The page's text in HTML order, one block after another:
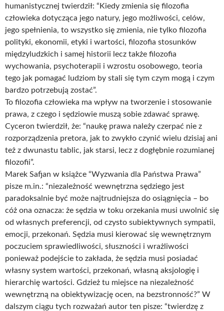
humanistycznej twierdził: “Kiedy zmienia się filozofia
człowieka dotycząca jego natury, jego możliwości, celów,
jego spełnienia, to wszystko się zmienia, nie tylko filozofia
polityki, ekonomii, etyki i wartości, filozofia stosunków
międzyludzkich i samej historii lecz także filozofia
wychowania, psychoterapii i wzrostu osobowego, teoria
tego jak pomagać ludziom by stali się tym czym mogą i czym
bardzo potrzebują zostać”.
To filozofia człowieka ma wpływ na tworzenie i stosowanie
prawa, z czego i sędziowie muszą sobie zdawać sprawę.
Cyceron twierdził, że: “naukę prawa należy czerpać nie z
rozporządzenia pretora, jak to zwykło czynić wielu dzisiaj ani
też z dwunastu tablic, jak starsi, lecz z dogłębnie rozumianej
filozofii”.
Marek Safjan w książce “Wyzwania dla Państwa Prawa”
pisze m.in.: “niezależność wewnętrzna sędziego jest
paradoksalnie być może najtrudniejsza do osiągnięcia – bo
cóż ona oznacza: że sędzia w toku orzekania musi uwolnić się
od własnych preferencji, od czysto subiektywnych sympatii,
emocji, przekonań. Sędzia musi kierować się wewnętrznym
poczuciem sprawiedliwości, słuszności i wrażliwości
ponieważ podejście to zakłada, że sędzia musi posiadać
własny system wartości, przekonań, własną aksjologię i
hierarchię wartości. Gdzież tu miejsce na niezależność
wewnętrzną na obiektywizację ocen, na bezstronność?” W
dalszym ciągu tych rozważań autor ten pisze: “twierdzę z